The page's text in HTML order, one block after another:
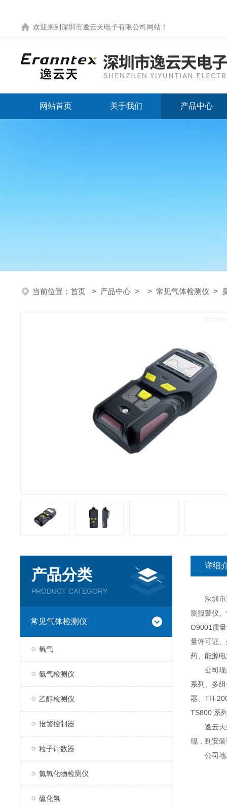
欢迎来到 深圳市逸云天电子有限公司网站 ！
网站首页 关于我们 产品中心
当前位置： 首页 > 产品中心 > > 常见气体检测仪 >
产品分类
PRODUCT CATEGORY
常见气体检测仪
氧气
氨气检测仪
乙醇检测仪
报警控制器
粒子计数器
氮氧化物检测仪
硫化氢
详细
深圳市逸
测报警仪
O9001质
量许可证
药、能源
公司现已
系列、多
器、TH-
TS800 系
逸云天始
现，到安
公司地址